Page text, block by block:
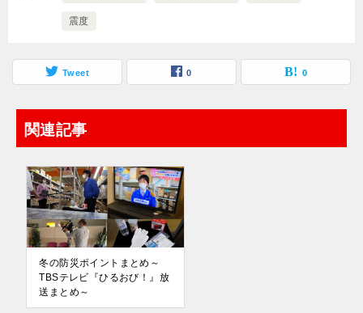
震度
Tweet 0 0
関連記事
冬の防災ポイントまとめ～
TBSテレビ『ひるおび！』放
送まとめ～